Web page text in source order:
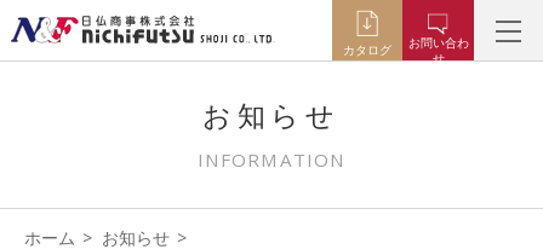
カタログ
お問い合わ
せ
お知らせ
INFORMATION
ホーム
お知らせ